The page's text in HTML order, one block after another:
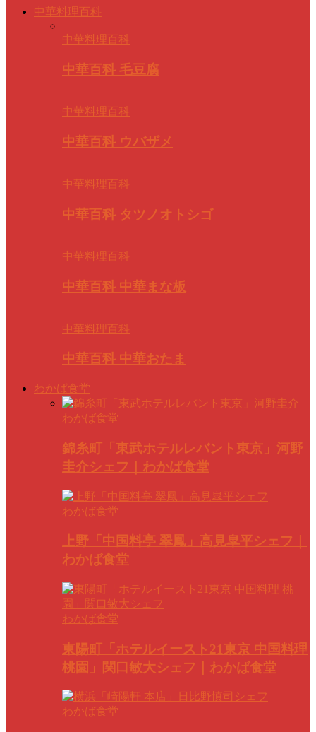
中華料理百科
中華料理百科
中華百科 毛豆腐
中華料理百科
中華百科 ウバザメ
中華料理百科
中華百科 タツノオトシゴ
中華料理百科
中華百科 中華まな板
中華料理百科
中華百科 中華おたま
わかば食堂
わかば食堂
錦糸町「東武ホテルレバント東京」河野
圭介シェフ｜わかば食堂
わかば食堂
上野「中国料亭 翠鳳」高見皐平シェフ｜
わかば食堂
わかば食堂
東陽町「ホテルイースト21東京 中国料理
桃園」関口敏大シェフ｜わかば食堂
わかば食堂